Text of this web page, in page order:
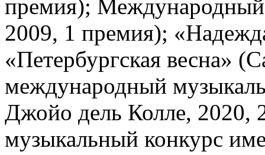
премия); Международный
2009, 1 премия);
«Петербургская весна»
международный
Джойо дель Колле,
музыкальный конкурс